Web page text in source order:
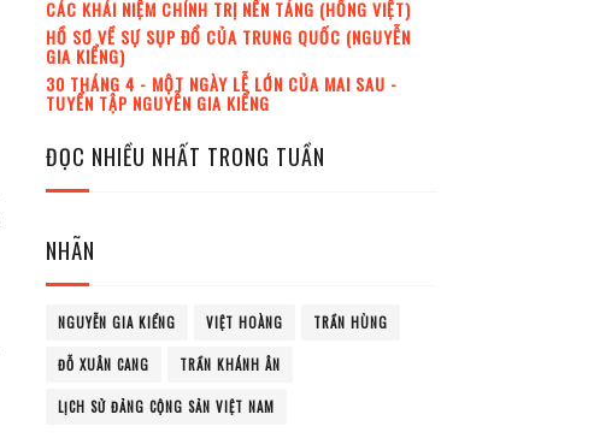
CÁC KHÁI NIỆM CHÍNH TRỊ NỀN TẢNG (HỒNG VIỆT)
HỒ SƠ VỀ SỰ SỤP ĐỔ CỦA TRUNG QUỐC (NGUYỄN
GIA KIỂNG)
30 THÁNG 4 - MỘT NGÀY LỄ LỚN CỦA MAI SAU -
TUYỂN TẬP NGUYỄN GIA KIỂNG
ĐỌC NHIỀU NHẤT TRONG TUẦN
NHÃN
NGUYỄN GIA KIỂNG VIỆT HOÀNG TRẦN HÙNG
ĐỖ XUÂN CANG TRẦN KHÁNH ÂN
LỊCH SỬ ĐẢNG CỘNG SẢN VIỆT NAM